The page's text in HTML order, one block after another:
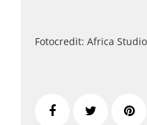
Fotocredit: Africa